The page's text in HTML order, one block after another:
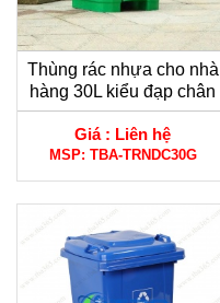
Thùng rác nhựa cho nhà
hàng 30L kiểu đạp chân
màu xanh lá
Giá : Liên hệ
MSP: TBA-TRNDC30G